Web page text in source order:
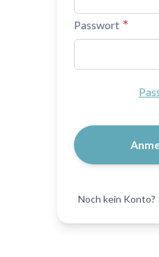
Passwort
Noch kein Konto?